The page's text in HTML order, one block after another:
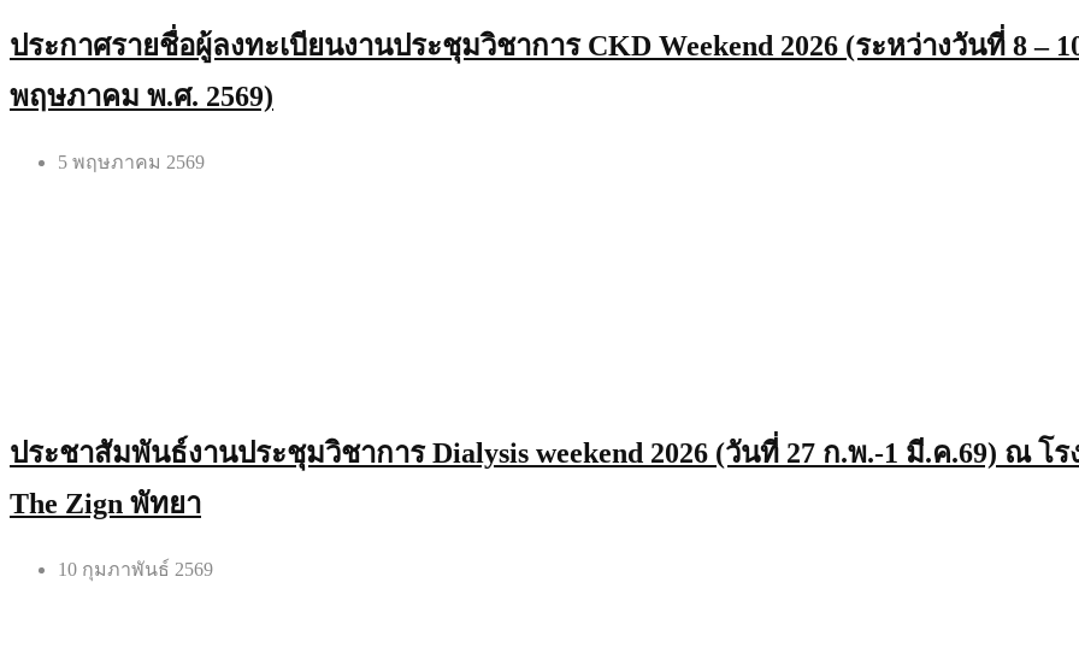
ประกาศรายชื่อผู้ลงทะเบียนงานประชุมวิชาการ CKD Weekend 2026 (ระหว่างวันที่ 8 –
พฤษภาคม พ.ศ. 2569)
5 พฤษภาคม 2569
ประชาสัมพันธ์งานประชุมวิชาการ Dialysis weekend 2026 (วันที่ 27 ก.พ.-1 มี.ค.69) ณ โร
The Zign พัทยา
10 กุมภาพันธ์ 2569